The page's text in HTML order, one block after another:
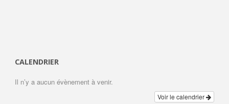
CALENDRIER
Il n’y a aucun évènement à venir.
Voir le calendrier